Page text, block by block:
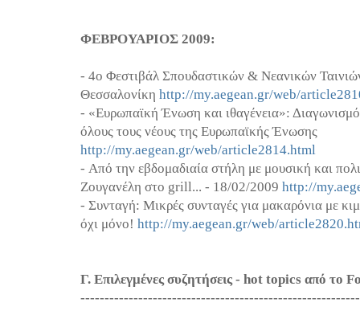
ΦΕΒΡΟΥΑΡΙΟΣ 2009:
- 4ο Φεστιβάλ Σπουδαστικών & Νεανικών
Θεσσαλονίκη http://my.aegean.gr/web/
- «Ευρωπαϊκή Ένωση και ιθαγένεια»:
όλους τους νέους της Ευρωπαϊκής Ένωσης
http://my.aegean.gr/web/article2814.html
- Από την εβδομαδιαία στήλη με μουσική και
Ζουγανέλη στο grill... - 18/02/2009 http://
- Συνταγή: Μικρές συνταγές για μακαρόνια με
όχι μόνο! http://my.aegean.gr/web/
Γ. Επιλεγμένες συζητήσεις - hot topics από το